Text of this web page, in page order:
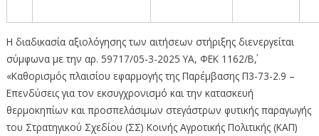
Η διαδικασία αξιολόγησης των αιτήσεων στήριξης διενεργείται
σύμφωνα με την αρ. 59717/05-3-2025 YA, ΦΕΚ 1162/Β΄,
«Καθορισμός πλαισίου εφαρμογής της Παρέμβασης Π3-73-2.9 –
Επενδύσεις για τον εκσυγχρονισμό και την κατασκευή
θερμοκηπίων και προσπελάσιμων στεγάστρων φυτικής παραγωγής
του Στρατηγικού Σχεδίου (ΣΣ) Κοινής Αγροτικής Πολιτικής (ΚΑΠ)